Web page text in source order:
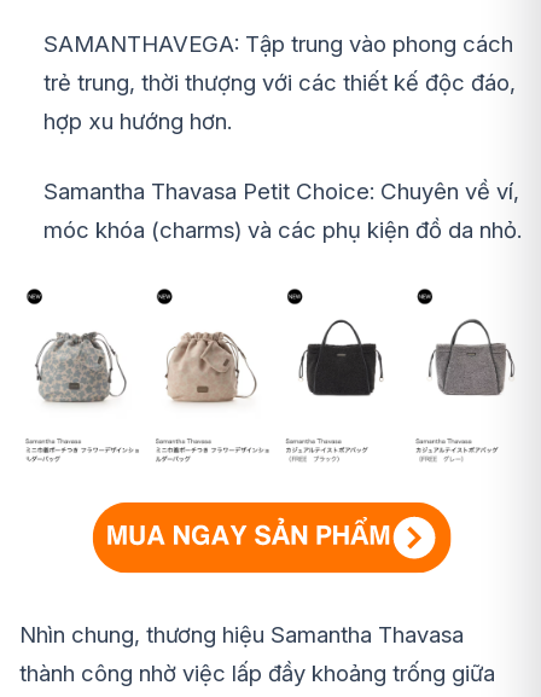
SAMANTHAVEGA: Tập trung vào phong cách
trẻ trung, thời thượng với các thiết kế độc đáo,
hợp xu hướng hơn.
Samantha Thavasa Petit Choice: Chuyên về ví,
móc khóa (charms) và các phụ kiện đồ da nhỏ.
Nhìn chung, thương hiệu Samantha Thavasa
thành công nhờ việc lấp đầy khoảng trống giữa